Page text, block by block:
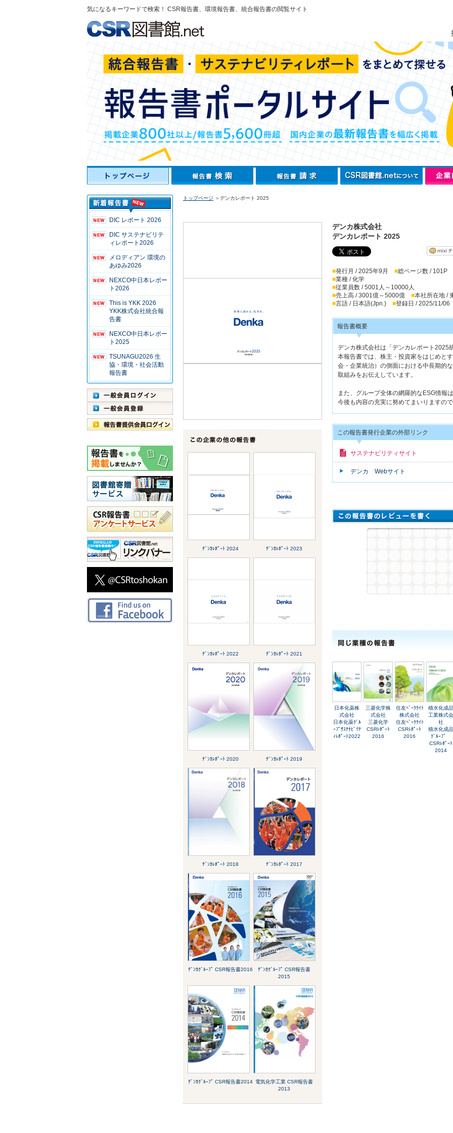
気になるキーワードで検索！ CSR報告書、環境報告書、統合報告書の閲覧サイト
DIC レポート 2026
DIC サステナビリテ
ィレポート2026
メロディアン 環境の
あゆみ2026
NEXCO中日本レポー
ト2026
This is YKK 2026
YKK株式会社統合報
告書
NEXCO中日本レポー
ト2025
TSUNAGU2026 生
協・環境・社会活動
報告書
トップページ ＞デンカレポート 2025
ﾃﾞﾝｶﾚﾎﾟｰﾄ 2024 ﾃﾞﾝｶﾚﾎﾟｰﾄ 2023
ﾃﾞﾝｶﾚﾎﾟｰﾄ 2022 ﾃﾞﾝｶﾚﾎﾟｰﾄ 2021
ﾃﾞﾝｶﾚﾎﾟｰﾄ 2020 ﾃﾞﾝｶﾚﾎﾟｰﾄ 2019
ﾃﾞﾝｶﾚﾎﾟｰﾄ 2018 ﾃﾞﾝｶﾚﾎﾟｰﾄ 2017
ﾃﾞﾝｶｸﾞﾙｰﾌﾟ CSR報告書2016
ﾃﾞﾝｶｸﾞﾙｰﾌﾟ CSR報告書
2015
ﾃﾞﾝｶｸﾞﾙｰﾌﾟ CSR報告書2014 電気化学工業 CSR報告書
2013
デンカ株式会社
デンカレポート 2025
■発行月 / 2025年9月 ■総ページ数 / 101P
■業種 / 化学
■従業員数 / 5001人～10000人
■売上高 / 3001億～5000億 ■本社所在地 /
■言語 / 日本語(Jpn.) ■登録日 / 2025/11/06
報告書概要
デンカ株式会社は「デンカレポート2025
本報告書では、株主・投資家をはじめと
会・企業統治）の側面における中長期的
取組みをお伝えしています。
また、グループ全体の網羅的なESG情報
今後も内容の充実に努めてまいりますの
この報告書発行企業の外部リンク
サステナビリティサイト
デンカ Webサイト
日本化薬株
式会社
日本化薬ｸﾞﾙ
ｰﾌﾟｻｽﾃﾅﾋﾞﾘﾃ
ｨﾚﾎﾟｰﾄ2022
三菱化学株
式会社
三菱化学
CSRﾚﾎﾟｰﾄ
2016
住友ﾍﾞｰｸﾗｲﾄ
株式会社
住友ﾍﾞｰｸﾗｲﾄ
CSRﾚﾎﾟｰﾄ
2016
積水化成品
工業株式会
社
積水化成品
ｸﾞﾙｰﾌﾟ
CSRﾚﾎﾟｰﾄ
2014